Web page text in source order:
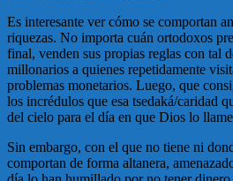
Es interesante ver cómo se comportan
riquezas. No importa cuán ortodoxos
final, venden sus propias reglas con tal
millonarios a quienes repetidamente
problemas monetarios. Luego, que
los incrédulos que esa tsedaká/caridad
del cielo para el día en que Dios lo
Sin embargo, con el que no tiene ni
comportan de forma altanera,